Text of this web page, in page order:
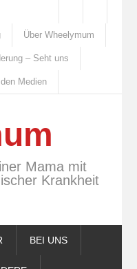
Über Wheelymum
– Seht uns
den Medien
Mama mit
Krankheit
BEI UNS